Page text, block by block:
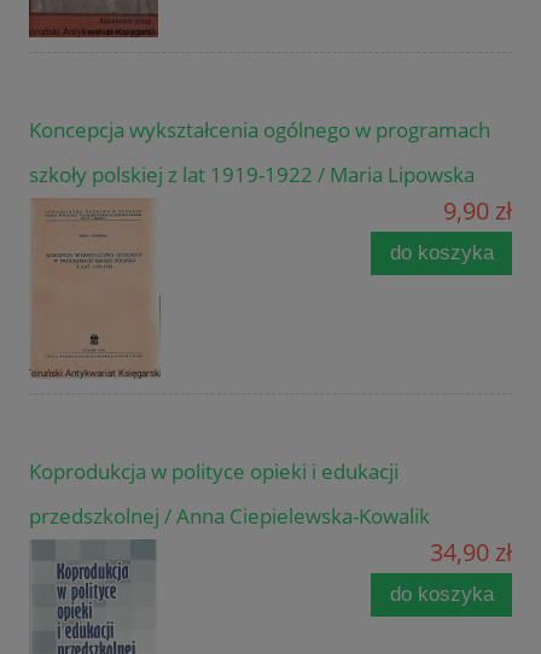
Koncepcja wykształcenia ogólnego w programach
szkoły polskiej z lat 1919-1922 / Maria Lipowska
9,90 zł
do koszyka
Koprodukcja w polityce opieki i edukacji
przedszkolnej / Anna Ciepielewska-Kowalik
34,90 zł
do koszyka